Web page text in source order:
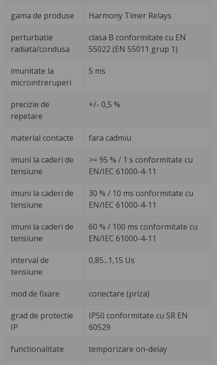
gama de produse Harmony Timer Relays
perturbatie
radiata/condusa
clasa B conformitate cu EN
55022 (EN 55011 grup 1)
imunitate la
microintreruperi
5 ms
precizie de
repetare
+/- 0,5 %
material contacte fara cadmiu
imuni la caderi de
tensiune
>= 95 % / 1 s conformitate cu
EN/IEC 61000-4-11
imuni la caderi de
tensiune
30 % / 10 ms conformitate cu
EN/IEC 61000-4-11
imuni la caderi de
tensiune
60 % / 100 ms conformitate cu
EN/IEC 61000-4-11
interval de
tensiune
0,85...1,15 Us
mod de fixare conectare (priza)
grad de protectie
IP
IP50 conformitate cu SR EN
60529
functionalitate temporizare on-delay